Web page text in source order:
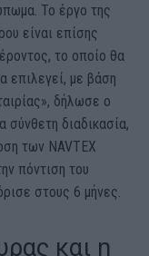
Το έργο της
είναι επίσης
το οποίο θα
επιλεγεί, με βάση
δήλωσε ο
σύνθετη διαδικασία,
των NAVTEX
πόντιση του
στους 6 μήνες.
και η